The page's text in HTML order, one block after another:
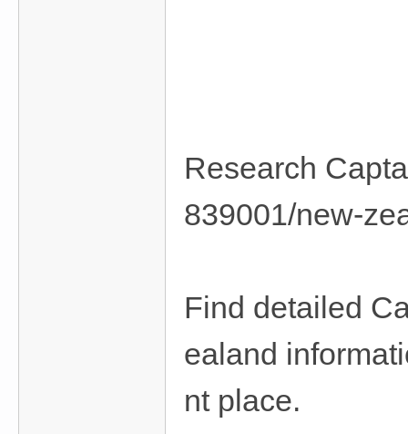
Research
839001/new-
Find detailed
ealand
nt place.